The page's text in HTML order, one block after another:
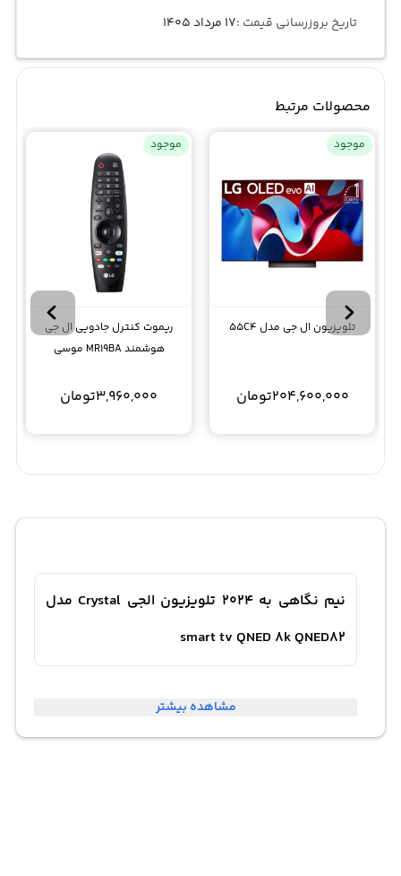
تاریخ بروزرسانی قیمت :۱۷ مرداد ۱۴۰۵
محصولات مرتبط
موجود
تلویزیون ال جی مدل 55C4
204,600,000تومان
موجود
ریموت کنترل جادویی ال جی
هوشمند MR19BA موسی
3,960,000تومان
نیم نگاهی به 2024 تلویزیون الجی Crystal مدل
smart tv QNED 8k QNED82
یک تلویزیون بسیار پیشرفته با کیفیت تصویر بسیار بالا و
مشاهده بیشتر